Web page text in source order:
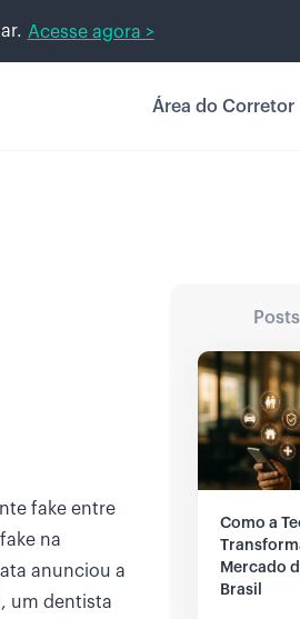
Acesse agora >
Área do Corretor
fake entre
na
anunciou a
um dentista
Como a
Mercado
Brasil